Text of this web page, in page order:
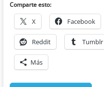
Comparte esto:
X Facebook
Reddit Tumblr
Más